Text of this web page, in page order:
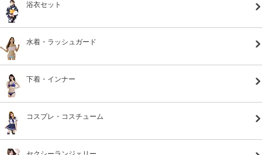
浴衣セット
水着・ラッシュガード
下着・インナー
コスプレ・コスチューム